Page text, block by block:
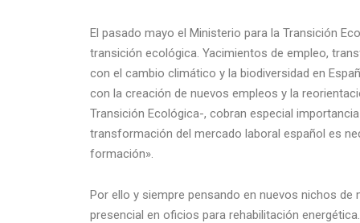
El pasado mayo el Ministerio para la Transición
transición ecológica. Yacimientos de empleo,
con el cambio climático y la biodiversidad en
con la creación de nuevos empleos y la
Transición Ecológica-, cobran especial
transformación del mercado laboral español es
formación».
Por ello y siempre pensando en nuevos nichos
presencial en oficios para rehabilitación